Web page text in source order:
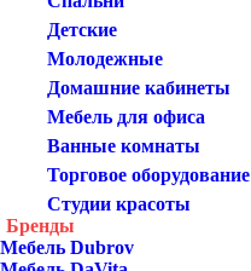
Детские
Молодежные
Домашние кабинеты
Мебель для офиса
Ванные комнаты
Торговое оборудование
Студии красоты
Бренды
Мебель Dubrov